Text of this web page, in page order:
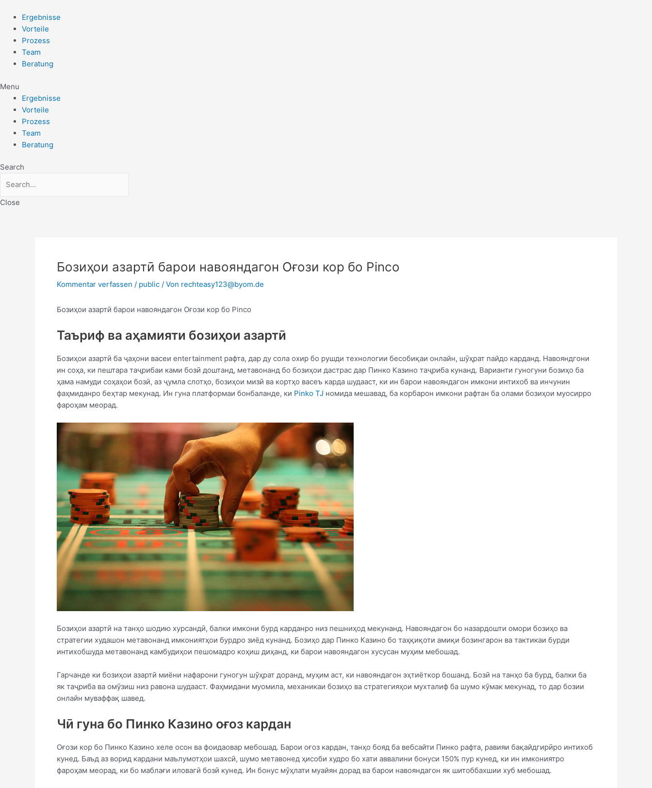
Inhalt
springen
Ergebnisse
Vorteile
Prozess
Team
Beratung
Menu
Ergebnisse
Vorteile
Prozess
Team
Beratung
Search
Close
Бозиҳои азартӣ барои навояндагон Оғози кор бо Pinco
Kommentar verfassen / public / Von rechteasy123@byom.de
Бозиҳои азартӣ барои навояндагон Оғози кор бо Pinco
Таъриф ва аҳамияти бозиҳои азартӣ
Бозиҳои азартӣ ба ҷаҳони васеи entertainment рафта, дар ду сола охир бо рушди технологии бесобиқаи онлайн, шӯҳрат пайдо карданд. Навояндгони
ин соҳа, ки пештара таҷрибаи ками бозӣ доштанд, метавонанд бо бозиҳои дастрас дар Пинко Казино таҷриба кунанд. Варианти гуногуни бозиҳо ба
ҳама намуди соҳаҳои бозӣ, аз ҷумла слотҳо, бозиҳои мизӣ ва кортҳо васеъ карда шудааст, ки ин барои навояндагон имкони интихоб ва инчунин
фаҳмиданро беҳтар мекунад. Ин гуна платформаи бонбаланде, ки Pinko TJ номида мешавад, ба корбарон имкони рафтан ба олами бозиҳои муосирро
фароҳам меорад.
Бозиҳои азартӣ на танҳо шодию хурсандӣ, балки имкони бурд карданро низ пешниҳод мекунанд. Навояндагон бо назардошти омори бозиҳо ва
стратегии худашон метавонанд имкониятҳои бурдро зиёд кунанд. Бозиҳо дар Пинко Казино бо таҳқиқоти амиқи бозингарон ва тактикаи бурди
интихобшуда метавонанд камбудиҳои пешомадро коҳиш диҳанд, ки барои навояндагон хусусан муҳим мебошад.
Гарчанде ки бозиҳои азартӣ миёни нафарони гуногун шӯҳрат доранд, муҳим аст, ки навояндагон эҳтиёткор бошанд. Бозӣ на танҳо ба бурд, балки ба
як таҷриба ва омӯзиш низ равона шудааст. Фаҳмидани муомила, механикаи бозиҳо ва стратегияҳои мухталиф ба шумо кӯмак мекунад, то дар бозии
онлайн муваффақ шавед.
Чӣ гуна бо Пинко Казино оғоз кардан
Оғози кор бо Пинко Казино хеле осон ва фоидаовар мебошад. Барои оғоз кардан, танҳо бояд ба вебсайти Пинко рафта, равияи бақайдгирӣро интихоб
кунед. Баъд аз ворид кардани маълумотҳои шахсӣ, шумо метавонед ҳисоби худро бо хати аввалини бонуси 150% пур кунед, ки ин имкониятро
фароҳам меорад, ки бо маблағи иловагӣ бозӣ кунед. Ин бонус мӯҳлати муайян дорад ва барои навояндагон як шитоббахшии хуб мебошад.
navigation